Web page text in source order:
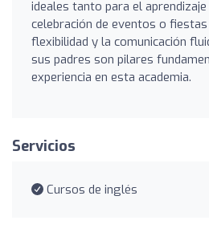
ideales tanto para el
celebración de eventos o
flexibilidad y la comunicación
sus padres son pilares
experiencia en esta academia.
Servicios
Cursos de inglés